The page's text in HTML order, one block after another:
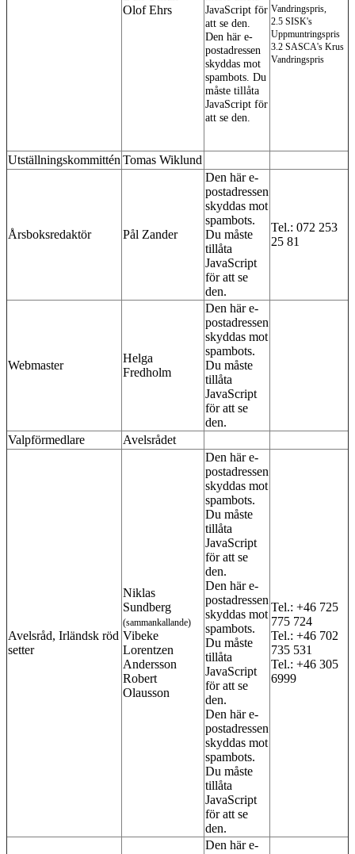
Olof Ehrs
JavaScript för
att se den.
Den här e-
postadressen
skyddas mot
spambots. Du
måste tillåta
JavaScript för
att se den.
Vandringspris,
2.5 SISK's
Uppmuntringspris
3.2 SASCA's Krus
Vandringspris
Utställningskommittén Tomas Wiklund
Årsboksredaktör Pål Zander
Den här e-
postadressen
skyddas mot
spambots.
Du måste
tillåta
JavaScript
för att se
den.
Tel.: 072 253
25 81
Webmaster
Helga
Fredholm
Den här e-
postadressen
skyddas mot
spambots.
Du måste
tillåta
JavaScript
för att se
den.
Valpförmedlare
Avelsrådet
Avelsråd, Irländsk röd
setter
Niklas
Sundberg
(sammankallande)
Vibeke
Lorentzen
Andersson
Robert
Olausson
Den här e-
postadressen
skyddas mot
spambots.
Du måste
tillåta
JavaScript
för att se
den.
Den här e-
postadressen
skyddas mot
spambots.
Du måste
tillåta
JavaScript
för att se
den.
Den här e-
postadressen
skyddas mot
spambots.
Du måste
tillåta
JavaScript
för att se
den.
Tel.: +46 725
775 724
Tel.: +46 702
735 531
Tel.: +46 305
6999
Den här e-